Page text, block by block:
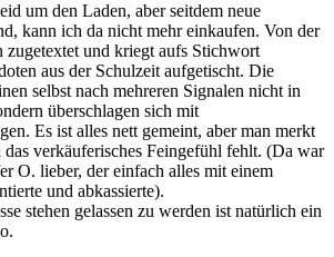
um den Laden, aber seitdem neue
kann ich da nicht mehr einkaufen. Von der
zugetextet und kriegt aufs Stichwort
aus der Schulzeit aufgetischt. Die
selbst nach mehreren Signalen nicht in
überschlagen sich mit
Es ist alles nett gemeint, aber man merkt
das verkäuferisches Feingefühl fehlt. (Da war
O. lieber, der einfach alles mit einem
und abkassierte).
stehen gelassen zu werden ist natürlich ein